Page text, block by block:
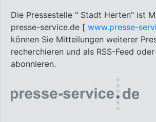
Die Pressestelle " Stadt Herten" ist
presse-service.de [ www.presse-
können Sie Mitteilungen weiterer
recherchieren und als RSS-Feed
abonnieren.